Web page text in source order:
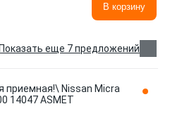
В корзину
Показать еще 7 предложений
приемная!\ Nissan Micra
14047 ASMET